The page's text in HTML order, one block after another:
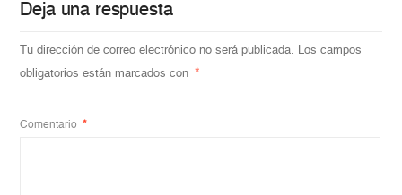
Deja una respuesta
Tu dirección de correo electrónico no será publicada. Los campos
obligatorios están marcados con *
Comentario *